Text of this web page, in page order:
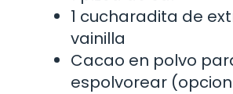
1 cucharadita de
vainilla
Cacao en polvo
espolvorear